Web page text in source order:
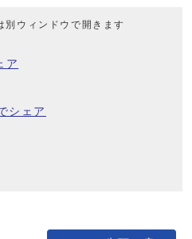
別ウィンドウで開きます
ア
シェア